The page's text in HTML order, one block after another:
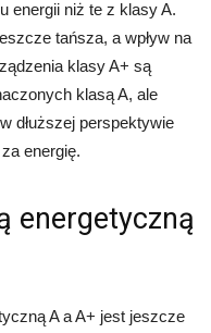
energii niż te z klasy A.
tańsza, a wpływ na
klasy A+ są
klasą A, ale
dłuższej perspektywie
energię.
energetyczną
A a A+ jest jeszcze